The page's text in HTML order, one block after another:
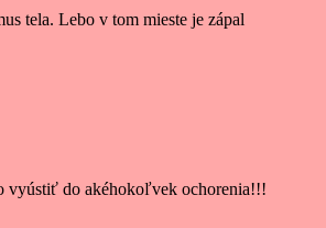
tela. Lebo v tom mieste je zápal
vyústiť do akéhokoľvek ochorenia!!!